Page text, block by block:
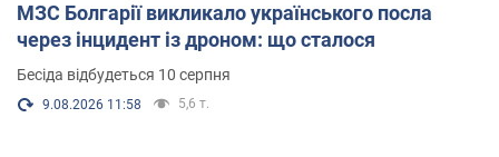
МЗС Болгарії викликало українського посла
через інцидент із дроном: що сталося
Бесіда відбудеться 10 серпня
9.08.2026 11:58 5,6 т.